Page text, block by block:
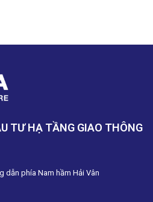
TƯ HẠ TẦNG GIAO THÔNG
dẫn phía Nam hầm Hải Vân